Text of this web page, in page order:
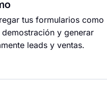
tus formularios como
y generar
leads y ventas.